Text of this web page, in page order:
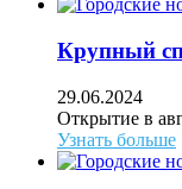
Крупный
29.06.2024
Открытие в
Узнать больше